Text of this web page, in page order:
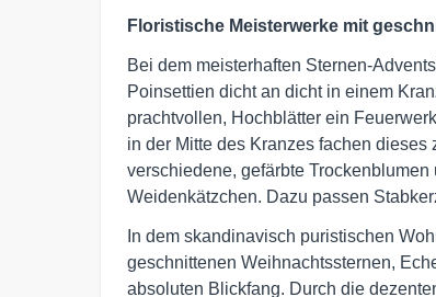
Floristische Meisterwerke mit
Bei dem meisterhaften Sternen-
Poinsettien dicht an dicht in einem
prachtvollen, Hochblätter ein
in der Mitte des Kranzes fachen
verschiedene, gefärbte
Weidenkätzchen. Dazu passen
In dem skandinavisch puristischen
geschnittenen Weihnachtssternen,
absoluten Blickfang. Durch die